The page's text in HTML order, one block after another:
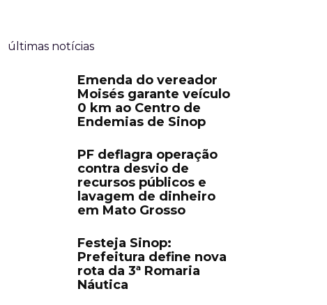
últimas notícias
Emenda do vereador
Moisés garante veículo
0 km ao Centro de
Endemias de Sinop
PF deflagra operação
contra desvio de
recursos públicos e
lavagem de dinheiro
em Mato Grosso
Festeja Sinop:
Prefeitura define nova
rota da 3ª Romaria
Náutica